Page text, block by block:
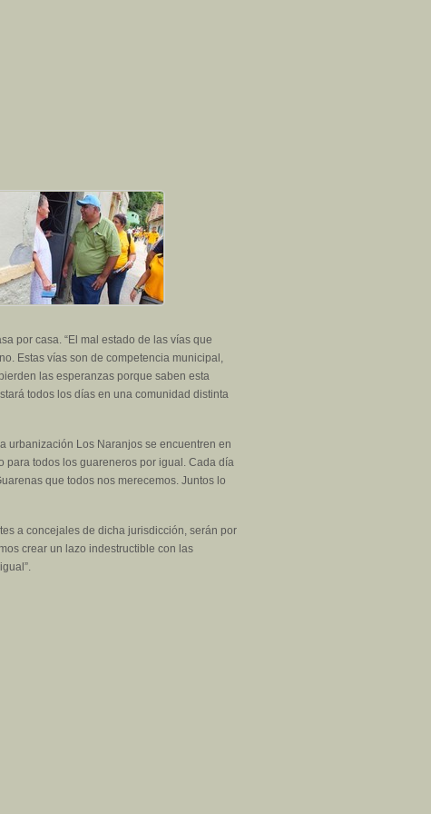
por casa. “El mal estado de las vías que
Estas vías son de competencia municipal,
las esperanzas porque saben esta
todos los días en una comunidad distinta
urbanización Los Naranjos se encuentren en
para todos los guareneros por igual. Cada día
que todos nos merecemos. Juntos lo
a concejales de dicha jurisdicción, serán por
crear un lazo indestructible con las